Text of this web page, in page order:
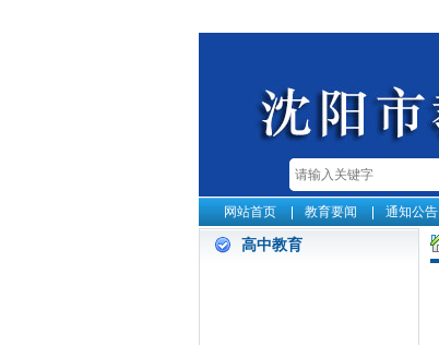
网站首页 教育要闻 通知公告
高中教育